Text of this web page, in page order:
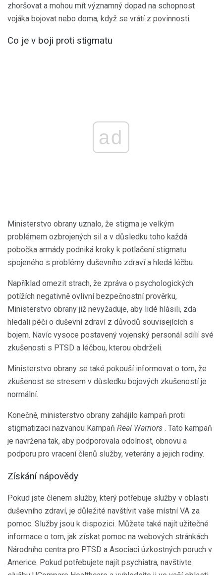
zhoršovat a mohou mít významný dopad na schopnost
vojáka bojovat nebo doma, když se vrátí z povinnosti.
Co je v boji proti stigmatu
ad
Ministerstvo obrany uznalo, že stigma je velkým
problémem ozbrojených sil a v důsledku toho každá
pobočka armády podniká kroky k potlačení stigmatu
spojeného s problémy duševního zdraví a hledá léčbu.
Například omezit strach, že zpráva o psychologických
potížích negativně ovlivní bezpečnostní prověrku,
Ministerstvo obrany již nevyžaduje, aby lidé hlásili, zda
hledali péči o duševní zdraví z důvodů souvisejících s
bojem. Navíc vysoce postavený vojenský personál sdílí své
zkušenosti s PTSD a léčbou, kterou obdrželi.
Ministerstvo obrany se také pokouší informovat o tom, že
zkušenost se stresem v důsledku bojových zkušeností je
normální.
Konečně, ministerstvo obrany zahájilo kampaň proti
stigmatizaci nazvanou Kampaň Real Warriors . Tato kampaň
je navržena tak, aby podporovala odolnost, obnovu a
podporu pro vracení členů služby, veterány a jejich rodiny.
Získání nápovědy
Pokud jste členem služby, který potřebuje služby v oblasti
duševního zdraví, je důležité navštívit vaše místní VA za
pomoc. Služby jsou k dispozici. Můžete také najít užitečné
informace o tom, jak získat pomoc na webových stránkách
Národního centra pro PTSD a Asociaci úzkostných poruch v
Americe. Pokud potřebujete najít psychiatra, navštivte